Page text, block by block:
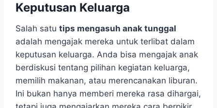
Keputusan Keluarga
Salah satu tips mengasuh anak tunggal
adalah mengajak mereka untuk terlibat dalam
keputusan keluarga. Anda bisa mengajak anak
berdiskusi tentang pilihan kegiatan keluarga,
memilih makanan, atau merencanakan liburan.
Ini bukan hanya memberi mereka rasa dihargai,